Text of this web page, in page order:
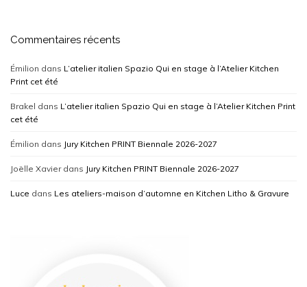
Commentaires récents
Émilion dans L’atelier italien Spazio Qui en stage à l’Atelier Kitchen
Print cet été
Brakel dans L’atelier italien Spazio Qui en stage à l’Atelier Kitchen Print
cet été
Émilion dans Jury Kitchen PRINT Biennale 2026-2027
Joëlle Xavierdans Jury Kitchen PRINT Biennale 2026-2027
Luce dans Les ateliers-maison d’automne en Kitchen Litho & Gravure